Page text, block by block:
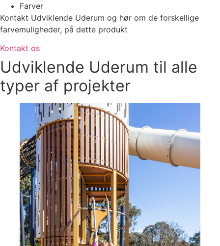
Farver
Kontakt Udviklende Uderum og hør om de forskellige
farvemuligheder, på dette produkt
Kontakt os
Udviklende Uderum til alle
typer af projekter